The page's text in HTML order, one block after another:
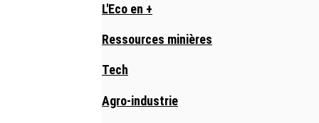
L'Eco en +
Ressources minières
Tech
Agro-industrie